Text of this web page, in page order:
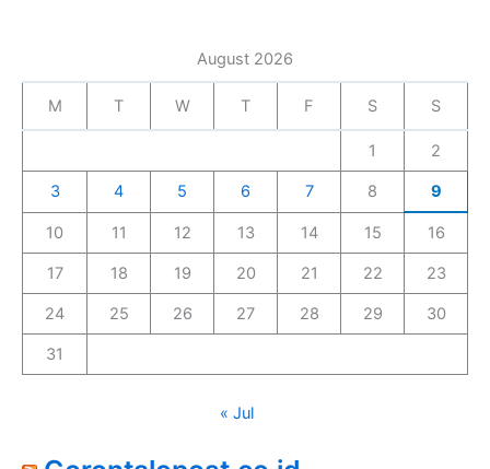
August 2026
M T W T F S S
1 2
3 4 5 6 7 8 9
10 11 12 13 14 15 16
17 18 19 20 21 22 23
24 25 26 27 28 29 30
31
« Jul